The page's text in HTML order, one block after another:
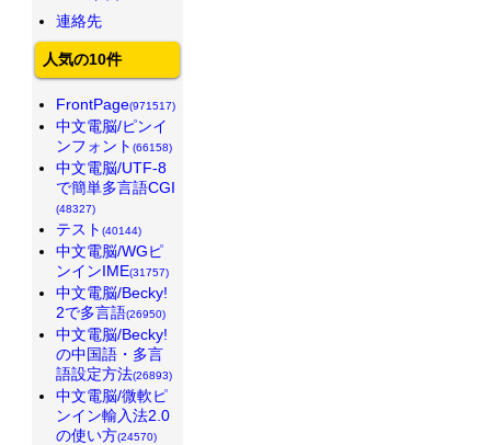
連絡先
人気の10件
FrontPage(971517)
中文電脳/ピンイ
ンフォント (66158)
中文電脳/UTF-8
で簡単多言語CGI
(48327)
テスト (40144)
中文電脳/WGピ
ンインIME(31757)
中文電脳/Becky!
2で多言語(26950)
中文電脳/Becky!
の中国語・多言
語設定方法(26893)
中文電脳/微軟ピ
ンイン輸入法2.0
の使い方(24570)